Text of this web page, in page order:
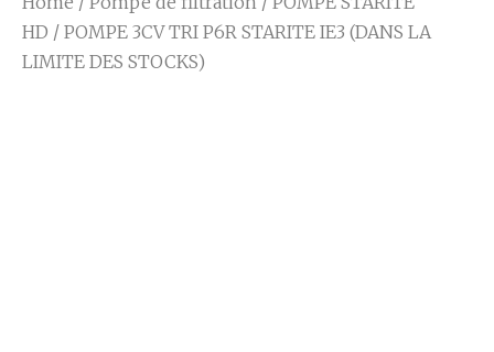
HD / POMPE 3CV TRI P6R STARITE IE3 (DANS LA
LIMITE DES STOCKS)